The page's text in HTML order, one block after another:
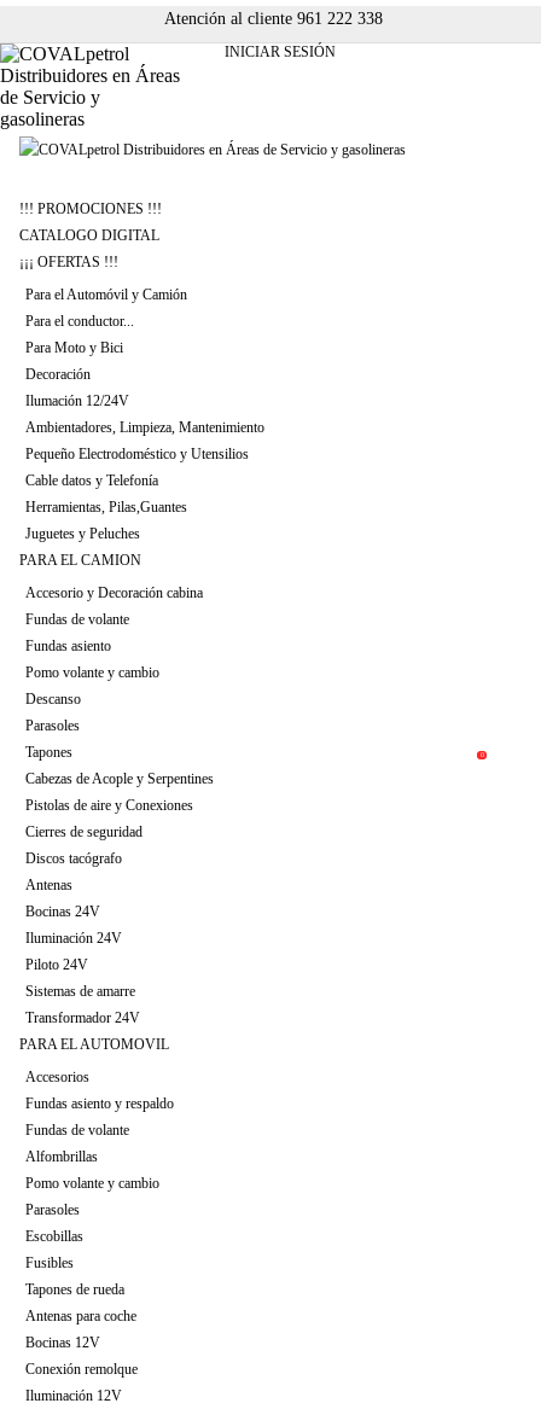
Atención al cliente 961 222 338
INICIAR SESIÓN
!!! PROMOCIONES !!!
CATALOGO DIGITAL
¡¡¡ OFERTAS !!!
Para el Automóvil y Camión
Para el conductor...
Para Moto y Bici
Decoración
Ilumación 12/24V
Ambientadores, Limpieza, Mantenimiento
Pequeño Electrodoméstico y Utensilios
Cable datos y Telefonía
Herramientas, Pilas,Guantes
Juguetes y Peluches
PARA EL CAMION
Accesorio y Decoración cabina
Fundas de volante
Fundas asiento
Pomo volante y cambio
Descanso
Parasoles
Tapones
Cabezas de Acople y Serpentines
Pistolas de aire y Conexiones
Cierres de seguridad
Discos tacógrafo
Antenas
Bocinas 24V
Iluminación 24V
Piloto 24V
Sistemas de amarre
Transformador 24V
PARA EL AUTOMOVIL
Accesorios
Fundas asiento y respaldo
Fundas de volante
Alfombrillas
Pomo volante y cambio
Parasoles
Escobillas
Fusibles
Tapones de rueda
Antenas para coche
Bocinas 12V
Conexión remolque
Iluminación 12V